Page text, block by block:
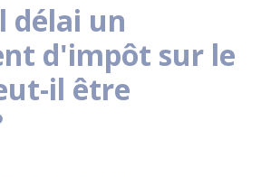
délai un
d'impôt sur le
il être